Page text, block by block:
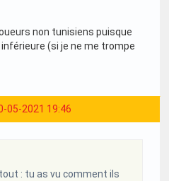
non tunisiens puisque
(si je ne me trompe
05-2021 19:46
: tu as vu comment ils